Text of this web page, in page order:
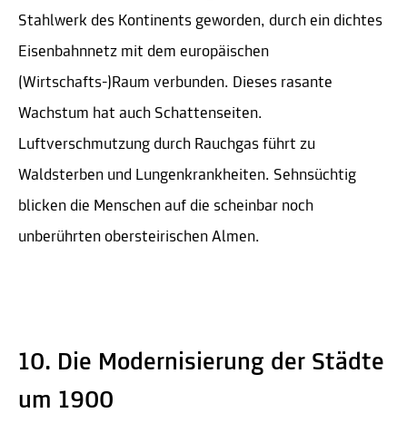
Stahlwerk des Kontinents geworden, durch ein dichtes
Eisenbahnnetz mit dem europäischen
(Wirtschafts-)Raum verbunden. Dieses rasante
Wachstum hat auch Schattenseiten.
Luftverschmutzung durch Rauchgas führt zu
Waldsterben und Lungenkrankheiten. Sehnsüchtig
blicken die Menschen auf die scheinbar noch
unberührten obersteirischen Almen.
10. Die Modernisierung der Städte
um 1900